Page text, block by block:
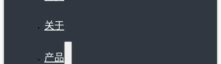
关于
产品